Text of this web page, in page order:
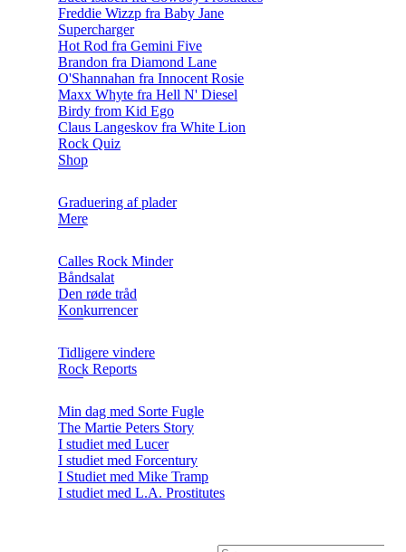
Freddie Wizzp fra Baby Jane
Supercharger
Hot Rod fra Gemini Five
Brandon fra Diamond Lane
O'Shannahan fra Innocent Rosie
Maxx Whyte fra Hell N' Diesel
Birdy from Kid Ego
Claus Langeskov fra White Lion
Rock Quiz
Shop
Graduering af plader
Mere
Calles Rock Minder
Båndsalat
Den røde tråd
Konkurrencer
Tidligere vindere
Rock Reports
Min dag med Sorte Fugle
The Martie Peters Story
I studiet med Lucer
I studiet med Forcentury
I Studiet med Mike Tramp
I studiet med L.A. Prostitutes